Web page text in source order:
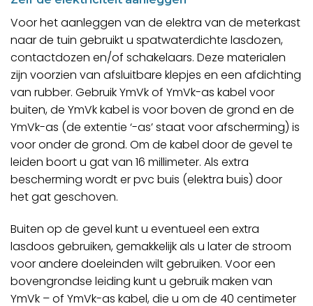
Voor het aanleggen van de elektra van de meterkast
naar de tuin gebruikt u spatwaterdichte lasdozen,
contactdozen en/of schakelaars. Deze materialen
zijn voorzien van afsluitbare klepjes en een afdichting
van rubber. Gebruik YmVk of YmVk-as kabel voor
buiten, de YmVk kabel is voor boven de grond en de
YmVk-as (de extentie ‘-as’ staat voor afscherming) is
voor onder de grond. Om de kabel door de gevel te
leiden boort u gat van 16 millimeter. Als extra
bescherming wordt er pvc buis (elektra buis) door
het gat geschoven.
Buiten op de gevel kunt u eventueel een extra
lasdoos gebruiken, gemakkelijk als u later de stroom
voor andere doeleinden wilt gebruiken. Voor een
bovengrondse leiding kunt u gebruik maken van
YmVk – of YmVk-as kabel, die u om de 40 centimeter